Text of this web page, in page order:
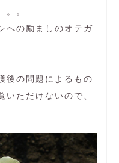
。。
への励ましのオテガ
後の問題によるもの
いただけないので、